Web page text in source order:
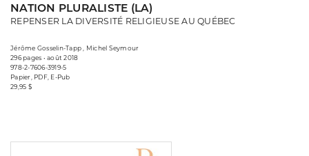
NATION PLURALISTE (LA)
REPENSER LA DIVERSITÉ RELIGIEUSE AU QUÉBEC
Jérôme Gosselin-Tapp , Michel Seymour
296 pages • août 2018
978-2-7606-3919-5
Papier, PDF, E-Pub
29,95 $